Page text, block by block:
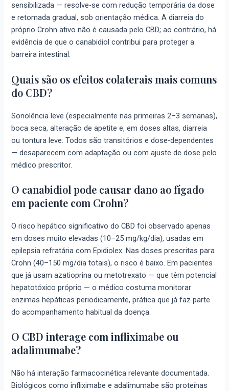
sensibilizada — resolve-se com redução temporária da dose
e retomada gradual, sob orientação médica. A diarreia do
próprio Crohn ativo não é causada pelo CBD; ao contrário, há
evidência de que o canabidiol contribui para proteger a
barreira intestinal.
Quais são os efeitos colaterais mais comuns
do CBD?
Sonolência leve (especialmente nas primeiras 2–3 semanas),
boca seca, alteração de apetite e, em doses altas, diarreia
ou tontura leve. Todos são transitórios e dose-dependentes
— desaparecem com adaptação ou com ajuste de dose pelo
médico prescritor.
O canabidiol pode causar dano ao fígado
em paciente com Crohn?
O risco hepático significativo do CBD foi observado apenas
em doses muito elevadas (10–25 mg/kg/dia), usadas em
epilepsia refratária com Epidiolex. Nas doses prescritas para
Crohn (40–150 mg/dia totais), o risco é baixo. Em pacientes
que já usam azatioprina ou metotrexato — que têm potencial
hepatotóxico próprio — o médico costuma monitorar
enzimas hepáticas periodicamente, prática que já faz parte
do acompanhamento habitual da doença.
O CBD interage com infliximabe ou
adalimumabe?
Não há interação farmacocinética relevante documentada.
Biológicos como infliximabe e adalimumabe são proteínas